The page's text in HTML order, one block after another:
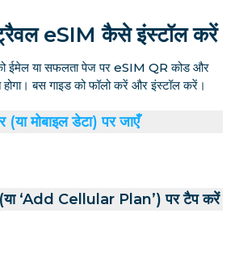
eSIM कैसे इंस्टॉल करें
ईमेल या सफलता पेज पर eSIM QR कोड और
होगा। बस गाइड को फॉलो करें और इंस्टॉल करें।
मोबाइल डेटा) पर जाएँ
‘Add Cellular Plan’) पर टैप करें